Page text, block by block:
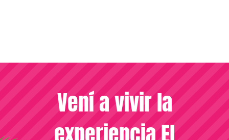
Vení a vivir la